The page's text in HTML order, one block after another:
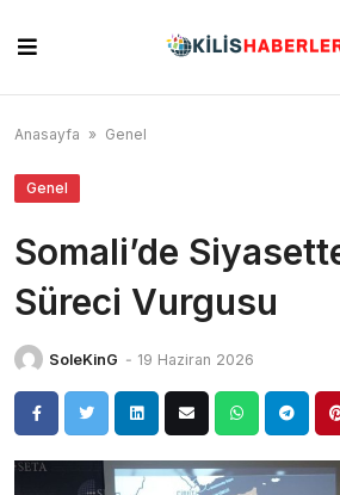
content
Anasayfa » Genel
Genel
Somali’de
Süreci Vurgusu
SoleKinG - 19 Haziran 2026